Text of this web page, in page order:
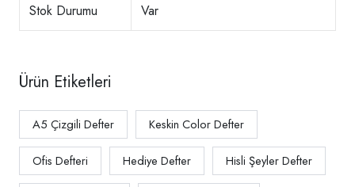
Stok Durumu Var
Ürün Etiketleri
A5 Çizgili Defter Keskin Color Defter
Ofis Defteri Hediye Defter Hisli Şeyler Defter